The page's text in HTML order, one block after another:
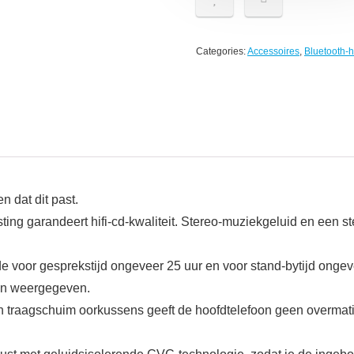
Categories:Accessoires, Bluetooth-
dat dit past.
garandeert hifi-cd-kwaliteit. Stereo-muziekgeluid en een
voor gesprekstijd ongeveer 25 uur en voor stand-bytijd
weergegeven.
oorkussens geeft de hoofdtelefoon geen